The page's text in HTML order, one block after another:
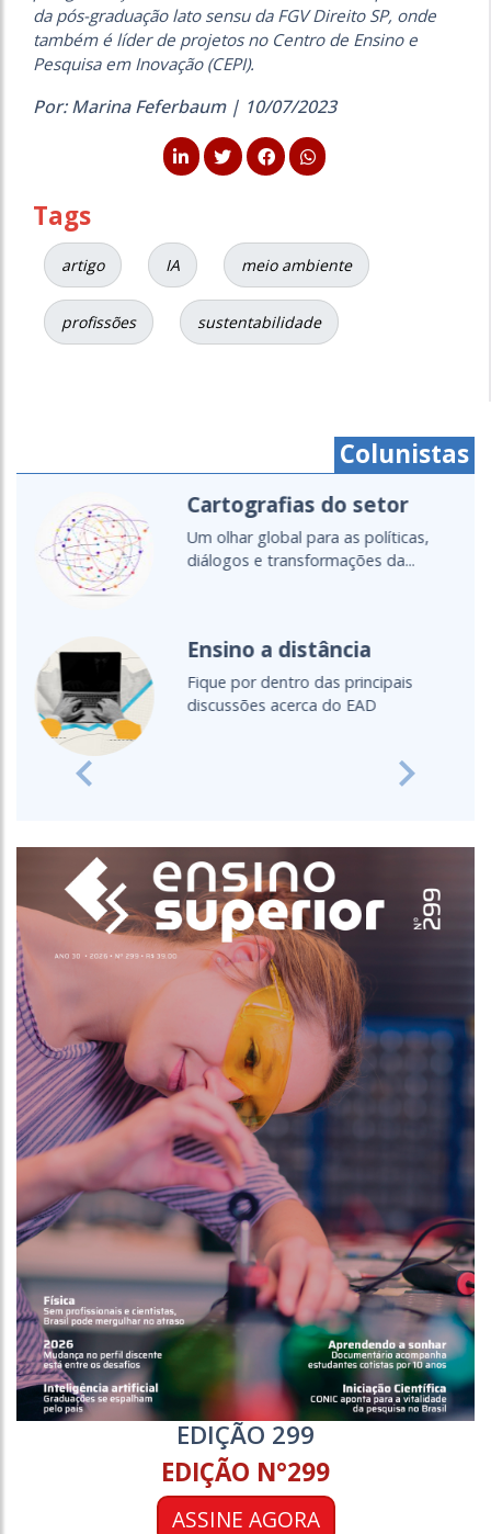
da pós-graduação lato sensu da FGV Direito SP, onde
também é líder de projetos no Centro de Ensino e
Pesquisa em Inovação (CEPI).
Por: Marina Feferbaum | 10/07/2023
Tags
artigo IA meio ambiente
profissões sustentabilidade
Colunistas
Cartografias do setor
Um olhar global para as políticas,
diálogos e transformações da...
Ensino a distância
Fique por dentro das principais
discussões acerca do EAD
Previous Next
EDIÇÃO 299
EDIÇÃO N°299
ASSINE AGORA